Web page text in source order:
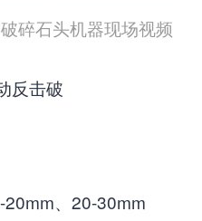
碎石头机器现场视频
反击破
、20-30mm